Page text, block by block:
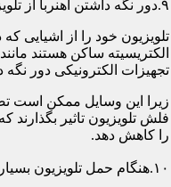
۹.دور نگه داشتن آهنربا از تلویزیون های ال ای دی
تلویزیون خود را از اشیایی
تجهیزات الکترونیکی دور نگه
زیرا این وسایل ممکن است
فلش تلویزیون تاثیر بگذارند
را کاهش دهد.
۱۰.هنگام حمل تلویزیون بسیار محتاط باشید